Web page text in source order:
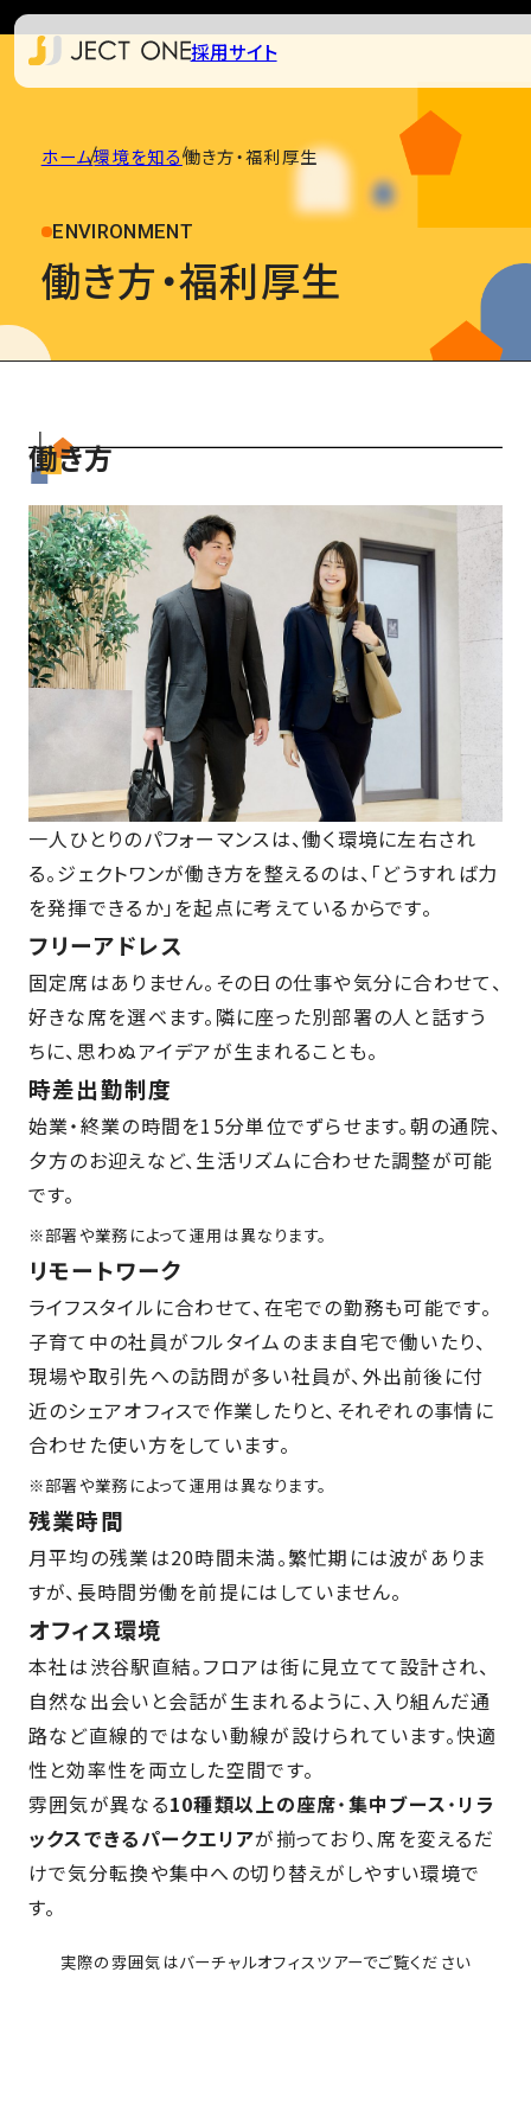
採用サイト
ホーム環境を知る働き方・福利厚生
ENVIRONMENT
働き方・福利厚生
働き方
一人ひとりのパフォーマンスは、働く環境に左右され
る。ジェクトワンが働き方を整えるのは、「どうすれば力
を発揮できるか」を起点に考えているからです。
フリーアドレス
固定席はありません。その日の仕事や気分に合わせて、
好きな席を選べます。隣に座った別部署の人と話すう
ちに、思わぬアイデアが生まれることも。
時差出勤制度
始業・終業の時間を15分単位でずらせます。朝の通院、
夕方のお迎えなど、生活リズムに合わせた調整が可能
です。
※部署や業務によって運用は異なります。
リモートワーク
ライフスタイルに合わせて、在宅での勤務も可能です。
子育て中の社員がフルタイムのまま自宅で働いたり、
現場や取引先への訪問が多い社員が、外出前後に付
近のシェアオフィスで作業したりと、それぞれの事情に
合わせた使い方をしています。
※部署や業務によって運用は異なります。
残業時間
月平均の残業は20時間未満。繁忙期には波がありま
すが、長時間労働を前提にはしていません。
オフィス環境
本社は渋谷駅直結。フロアは街に見立てて設計され、
自然な出会いと会話が生まれるように、入り組んだ通
路など直線的ではない動線が設けられています。快適
性と効率性を両立した空間です。
雰囲気が異なる10種類以上の座席・集中ブース・ リラ
ックスできるパークエリアが揃っており、席を変えるだ
けで気分転換や集中への切り替えがしやすい環境で
す。
実際の雰囲気はバーチャルオフィスツアーでご覧ください